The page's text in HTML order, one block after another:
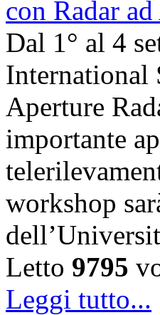
Dal 1° al 4
International
Aperture
importante
workshop
Letto 9795
Leggi tutto...